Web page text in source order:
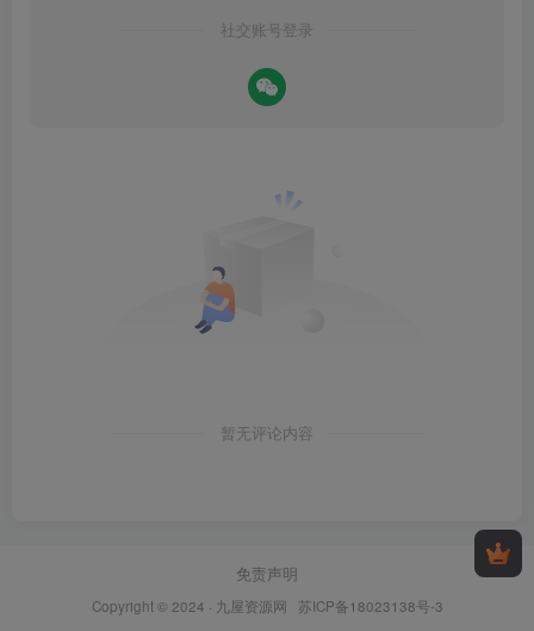
社交账号登录
暂无评论内容
免责声明
Copyright © 2024 · 九屋资源网 苏ICP备18023138号-3